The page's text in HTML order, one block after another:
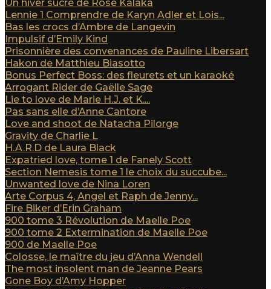
Un hiver sucré de Rose Kalaka
Lennie 1 Comprendre de Karyn Adler et Lois...
Bas les crocs d’Ambre de Langevin
Impulsif d’Emily Kind
Prisonnière des convenances de Pauline Libersart
Hakon de Matthieu Biasotto
Bonus Perfect Boss: des fleurets et un karaoké
Arrogant Rider de Gaëlle Sage
Lie to love de Marie H.J. et K....
Pas sans elle d’Anne Cantore
Love and shoot de Natacha Pilorge
Gravity de Charlie L
H.A.R.D de Laura Black
Expatried love, tome 1 de Fanely Scott
Section Nemesis tome 1 le choix du succube...
Unwanted love de Nina Loren
Arte Corpus 4, Angel et Raph de Jenny...
Fire Biker d’Erin Graham
900 tome 3 Révolution de Maelle Poe
900 tome 2 Extermination de Maelle Poe
900 de Maelle Poe
Colosse, le maître du jeu d’Anna Wendell
The most insolent man de Jeanne Pears
Gone Boy d’Amy Hopper